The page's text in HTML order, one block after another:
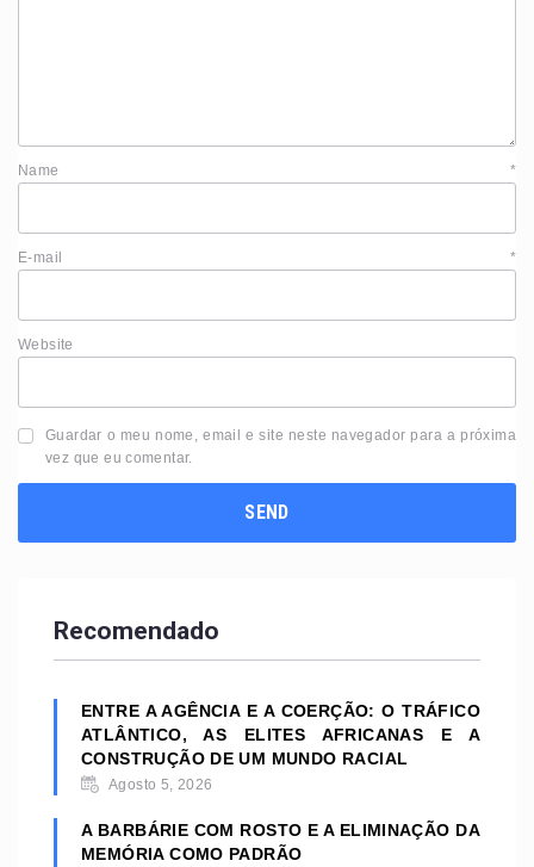
Name *
E-mail *
Website
Guardar o meu nome, email e site neste navegador para a próxima
vez que eu comentar.
Recomendado
ENTRE A AGÊNCIA E A COERÇÃO: O TRÁFICO
ATLÂNTICO, AS ELITES AFRICANAS E A
CONSTRUÇÃO DE UM MUNDO RACIAL
Agosto 5, 2026
A BARBÁRIE COM ROSTO E A ELIMINAÇÃO DA
MEMÓRIA COMO PADRÃO